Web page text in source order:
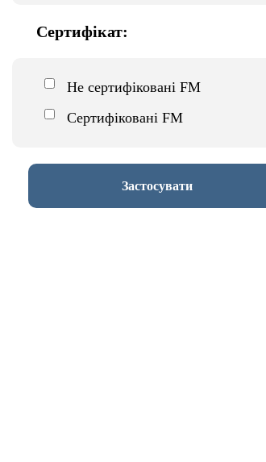
Сертифікат:
Не сертифіковані FM
Сертифіковані FM
Застосувати